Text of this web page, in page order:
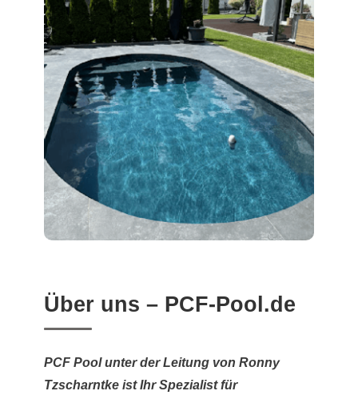
Über uns – PCF-Pool.de
PCF Pool unter der Leitung von Ronny
Tzscharntke ist Ihr Spezialist für